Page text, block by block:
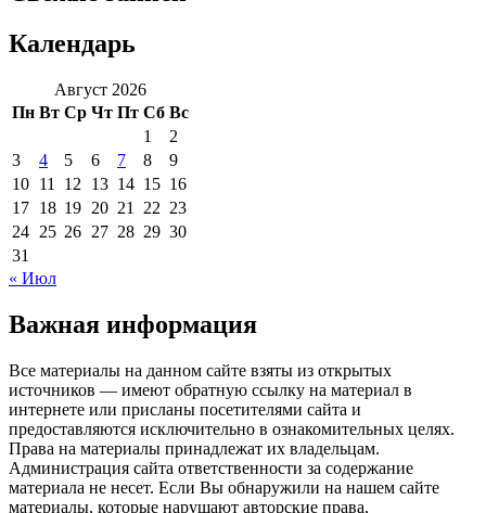
Календарь
Август 2026
Пн Вт Ср Чт Пт Сб Вс
1
2
3
4 5 6 7 8
9
10 11 12 13 14 15 16
17 18 19 20 21 22 23
24 25 26 27 28 29 30
31
« Июл
Важная информация
Все материалы на данном сайте взяты из открытых
источников — имеют обратную ссылку на материал в
интернете или присланы посетителями сайта и
предоставляются исключительно в ознакомительных целях.
Права на материалы принадлежат их владельцам.
Администрация сайта ответственности за содержание
материала не несет. Если Вы обнаружили на нашем сайте
материалы, которые нарушают авторские права,